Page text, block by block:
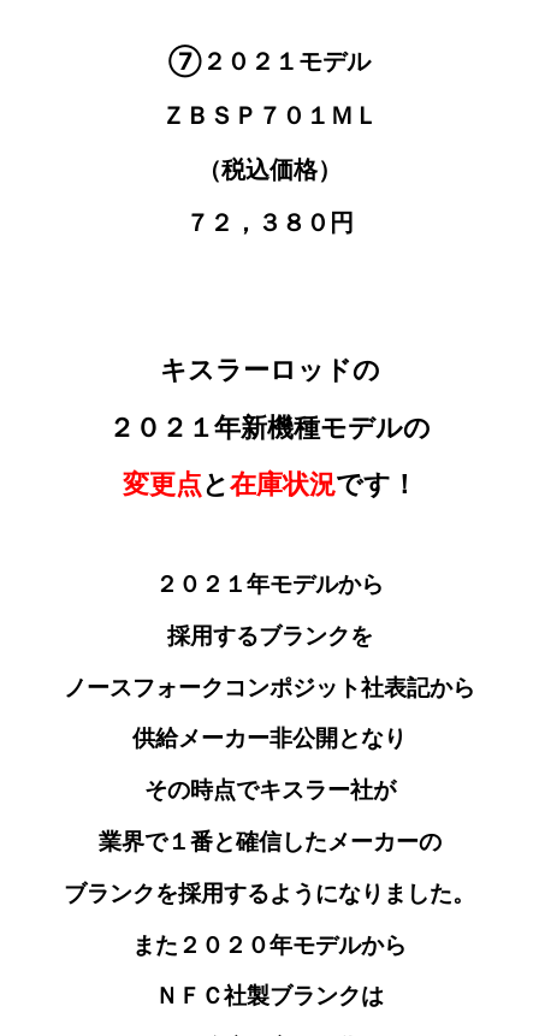
⑦２０２１モデル
ＺＢＳＰ７０１ＭＬ
（税込価格）
７２，３８０円
キスラーロッドの
２０２１年新機種モデルの
変更点と在庫状況です！
２０２１年モデルから
採用するブランクを
ノースフォークコンポジット社表記から
供給メーカー非公開となり
その時点でキスラー社が
業界で１番と確信したメーカーの
ブランクを採用するようになりました。
また２０２０年モデルから
ＮＦＣ社製ブランクは